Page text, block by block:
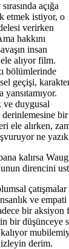
açığa
etmek istiyor, o
verirken
hakkını
insan
alıyor film.
bölümlerinde
geçişi,
duygusal
ele alırken,
ne
kalırsa
direncini
ve empati
bir aksiyon
bir düşünceye
izleyin derim.